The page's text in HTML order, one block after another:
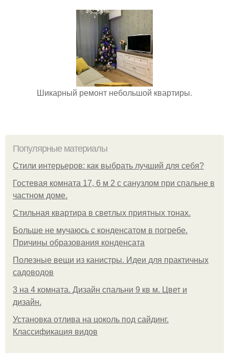
Шикарный ремонт небольшой квартиры.
Популярные материалы
Стили интерьеров: как выбрать лучший для себя?
Гостевая комната 17, 6 м 2 с санузлом при спальне в
частном доме.
Стильная квартира в светлых приятных тонах.
Больше не мучаюсь с конденсатом в погребе.
Причины образования конденсата
Полезные вещи из канистры. Идеи для практичных
садоводов
3 на 4 комната. Дизайн спальни 9 кв м. Цвет и
дизайн.
Установка отлива на цоколь под сайдинг.
Классификация видов